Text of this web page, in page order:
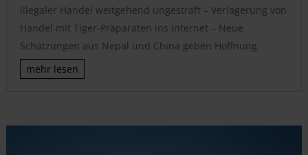
illegaler Handel weitgehend ungestraft – Verlagerung von
Handel mit Tiger-Präparaten ins Internet – Neue
Schätzungen aus Nepal und China geben Hoffnung
mehr lesen